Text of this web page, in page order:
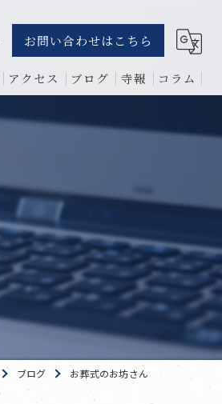
お問い合わせはこちら
アクセス ブログ 寺報 コラム
ブログ お葬式のお坊さん